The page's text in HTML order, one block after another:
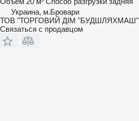
Украина, м.Бровари
ТОВ "ТОРГОВИЙ ДІМ "БУДШЛЯХМАШ"
Связаться с продавцом